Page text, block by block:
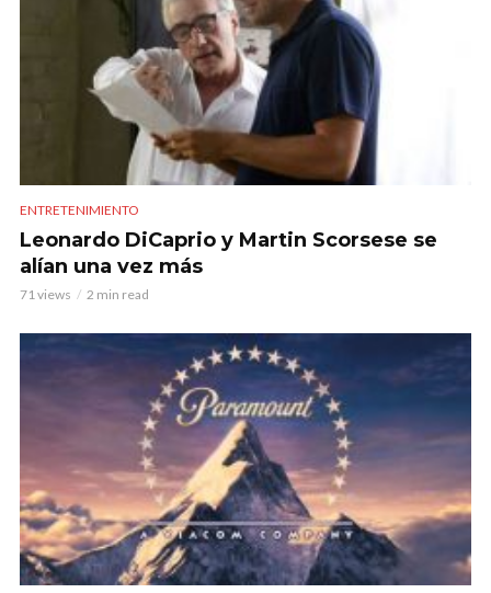
ENTRETENIMIENTO
Leonardo DiCaprio y Martin Scorsese se
alían una vez más
71 views 2 min read